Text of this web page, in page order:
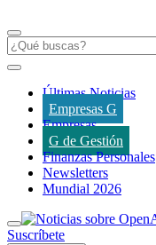
Últimas Noticias
Empresas G
Empresas
G de Gestión
Finanzas Personales
Newsletters
Mundial 2026
Suscríbete